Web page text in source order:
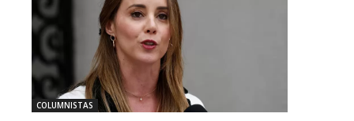
COLUMNISTAS